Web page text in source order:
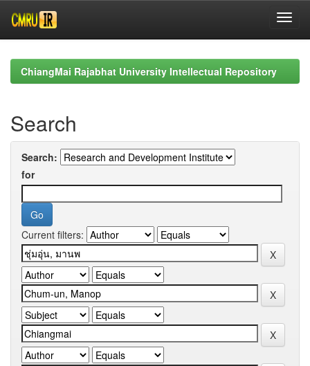
navigationChiangMai Rajabhat University Intellectual Repository
Search
Search:
for
Current filters: